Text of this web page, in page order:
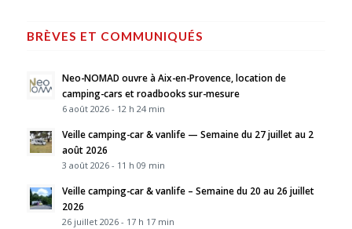
BRÈVES ET COMMUNIQUÉS
Neo-NOMAD ouvre à Aix-en-Provence, location de
camping-cars et roadbooks sur-mesure
6 août 2026 - 12 h 24 min
Veille camping-car & vanlife — Semaine du 27 juillet au 2
août 2026
3 août 2026 - 11 h 09 min
Veille camping-car & vanlife – Semaine du 20 au 26 juillet
2026
26 juillet 2026 - 17 h 17 min